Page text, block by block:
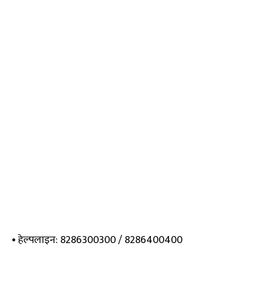
• हेल्पलाइन: 8286300300 / 8286400400